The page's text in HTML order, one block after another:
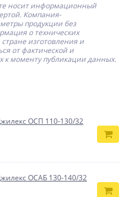
носит информационный
Компания-
продукции без
о технических
изготовления и
от фактической и
к моменту публикации данных.
ОСП 110-130/32
ОСАБ 130-140/32